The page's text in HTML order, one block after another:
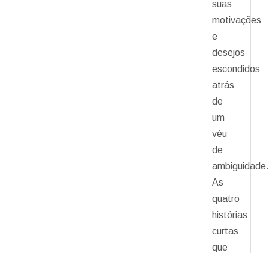
suas
motivações
e
desejos
escondidos
atrás
de
um
véu
de
ambiguidade.
As
quatro
histórias
curtas
que